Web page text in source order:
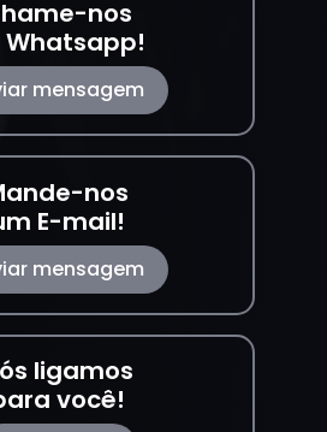
nos
Whatsapp!
mensagem
nos
E-mail!
mensagem
ligamos
você!